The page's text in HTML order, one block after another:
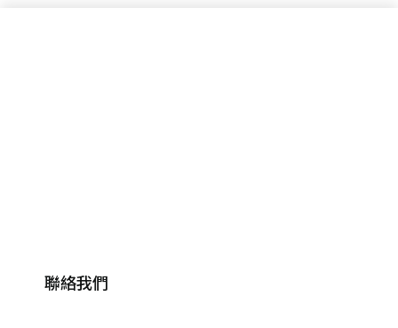
聯絡我們